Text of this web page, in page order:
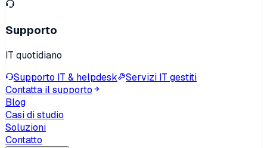
Supporto
IT quotidiano
Supporto IT & helpdesk
Servizi IT gestiti
Contatta il supporto
Blog
Casi di studio
Soluzioni
Contatto